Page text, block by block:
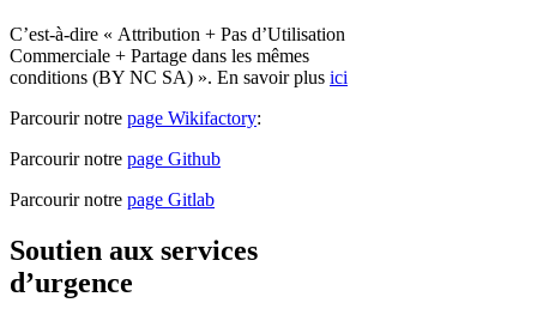
C’est-à-dire « Attribution + Pas d’Utilisation
Commerciale + Partage dans les mêmes
conditions (BY NC SA) ». En savoir plus ici
Parcourir notre page Wikifactory:
Parcourir notre page Github
Parcourir notre page Gitlab
Soutien aux services
d’urgence